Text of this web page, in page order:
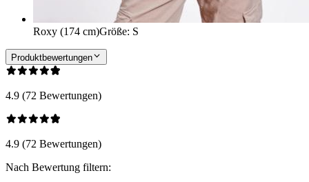
Roxy (174 cm)Größe: S
Produktbewertungen
4.9 (72 Bewertungen)
4.9 (72 Bewertungen)
Nach Bewertung filtern: